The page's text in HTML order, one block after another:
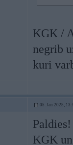
KGK /
negrib
kuri
05. Jan 2025,
Paldies!
KGK